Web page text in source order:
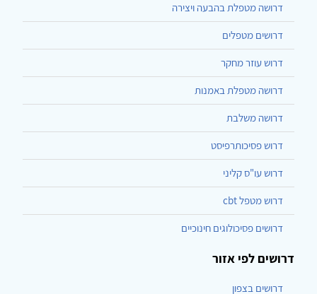
דרושה מטפלת בהבעה ויצירה
דרושים מטפלים
דרוש עוזר מחקר
דרושה מטפלת באמנות
דרושה משלבת
דרוש פסיכותרפיסט
דרוש עו"ס קליני
דרוש מטפל cbt
דרושים פסיכולוגים חינוכיים
דרושים לפי אזור
דרושים בצפון